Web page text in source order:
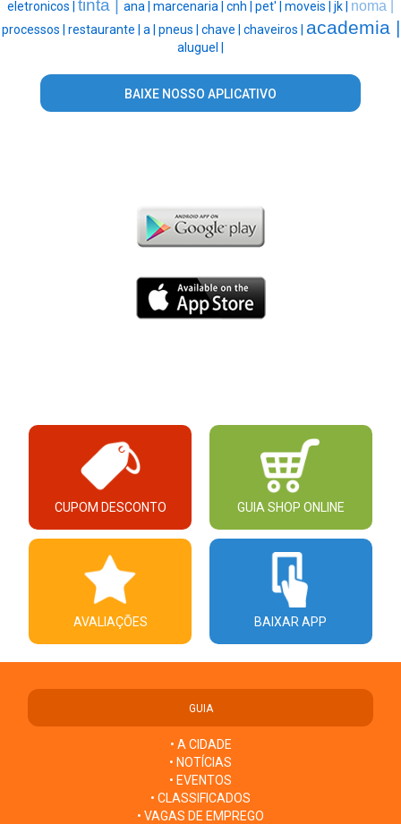
eletronicos | tinta | ana | marcenaria | cnh | pet' | moveis | jk | noma |
processos | restaurante | a | pneus | chave | chaveiros | academia |
aluguel |
BAIXE NOSSO APLICATIVO
CUPOM DESCONTO GUIA SHOP ONLINE
AVALIAÇÕES BAIXAR APP
GUIA
• A CIDADE
• NOTÍCIAS
• EVENTOS
• CLASSIFICADOS
• VAGAS DE EMPREGO